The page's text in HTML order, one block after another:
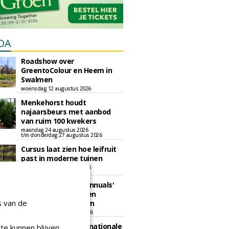
Roadshow over
GreentoColour en Heem in
Swalmen
woensdag 12 augustus 2026
Menkehorst houdt
najaarsbeurs met aanbod
van ruim 100 kwekers
maandag 24 augustus 2026
t/m donderdag 27 augustus 2026
Cursus laat zien hoe leifruit
past in moderne tuinen
woensdag 26 augustus 2026
Vakdag 'All About Annuals'
zet eenjarige planten
centraal in Appeltern
donderdag 27 augustus 2026
GaLaBau 2026: internationale
van de